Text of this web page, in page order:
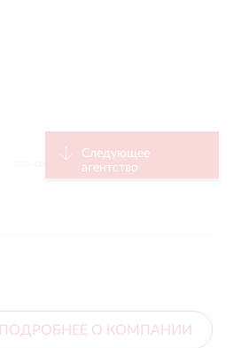
Следующее
агентство
ПОДРОБНЕЕ О КОМПАНИИ